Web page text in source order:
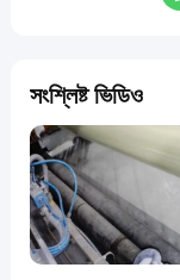
সংশ্লিষ্ট ভিডিও